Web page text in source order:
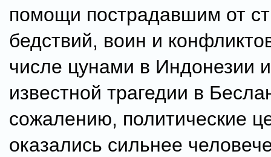
помощи пострадавшим от
бедствий, воин и
числе цунами в Индонезии
известной трагедии в
сожалению, политические
оказались сильнее